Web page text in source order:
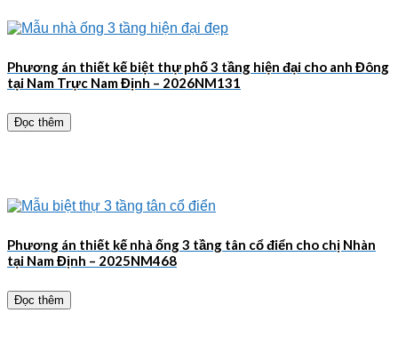
Phương án thiết kế biệt thự phố 3 tầng hiện đại cho anh Đông
tại Nam Trực Nam Định – 2026NM131
Đọc thêm
Phương án thiết kế nhà ống 3 tầng tân cổ điển cho chị Nhàn
tại Nam Định – 2025NM468
Đọc thêm